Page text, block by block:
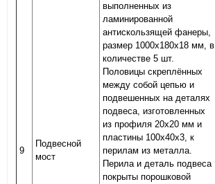
9
Подвесной
мост
выполненных из
ламинированной
антискользящей фанеры,
размер 1000х180х18 мм, в
количестве 5 шт.
Половицы скреплённых
между собой цепью и
подвешенных на деталях
подвеса, изготовленных
из профиля 20х20 мм и
пластины 100х40х3, к
перилам из металла.
Перила и деталь подвеса
покрыты порошковой